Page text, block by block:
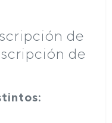
de
de